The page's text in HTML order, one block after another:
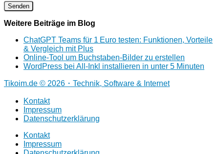
Weitere Beiträge im Blog
ChatGPT Teams für 1 Euro testen: Funktionen, Vorteile
& Vergleich mit Plus
Online‑Tool um Buchstaben‑Bilder zu erstellen
WordPress bei All-Inkl installieren in unter 5 Minuten
Tikoim.de © 2026・Technik, Software & Internet
Kontakt
Impressum
Datenschutzerklärung
Kontakt
Impressum